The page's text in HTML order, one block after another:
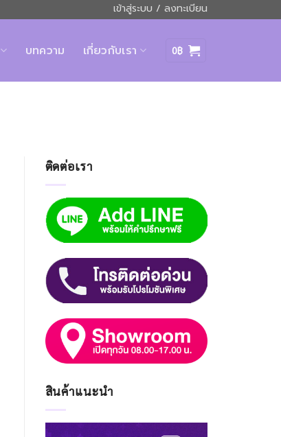
เข้าสู่ระบบ / ลงทะเบียน
บทความ เกี่ยวกับเรา 0฿
ติดต่อเรา
สินค้าแนะนำ